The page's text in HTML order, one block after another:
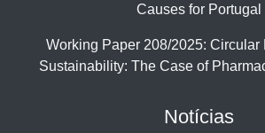
Causes for Portugal
Working Paper 208/2025: Circular
Sustainability: The Case of
Notícias